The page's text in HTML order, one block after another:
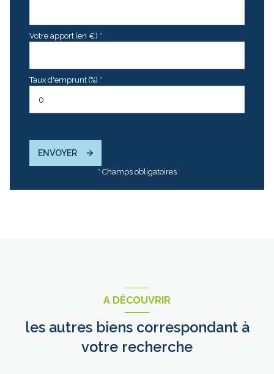
Votre apport (en €) *
Taux d'emprunt (%) *
ENVOYER
* Champs obligatoires
A DÉCOUVRIR
les autres biens correspondant à
votre recherche